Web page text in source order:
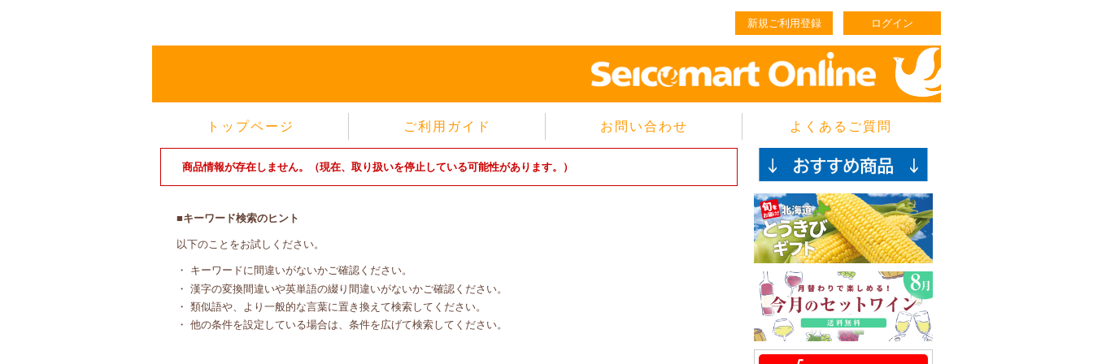
新規ご利用登録 ログイン
トップページ ご利用ガイド
当サイトについて
特定商取引法に基づく表示
よくあるご質問
お問い合わせ よくあるご質問
商品情報が存在しません。（現在、取り扱いを停止している可能性があります。）
■キーワード検索のヒント
以下のことをお試しください。
・ キーワードに間違いがないかご確認ください。
・ 漢字の変換間違いや英単語の綴り間違いがないかご確認ください。
・ 類似語や、より一般的な言葉に置き換えて検索してください。
・ 他の条件を設定している場合は、条件を広げて検索してください。